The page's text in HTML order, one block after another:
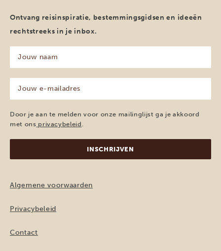
Ontvang reisinspiratie, bestemmingsgidsen en ideeën
rechtstreeks in je inbox.
naam
(Vereist)
mailadres
(Vereist)
Door je aan te melden voor onze mailinglijst ga je akkoord
met ons privacybeleid
Algemene voorwaarden
Privacybeleid
Contact